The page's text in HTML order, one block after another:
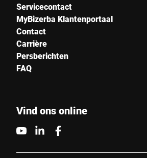
Servicecontact
MyBizerba Klantenportaal
Contact
Carrière
Persberichten
FAQ
Vind ons online